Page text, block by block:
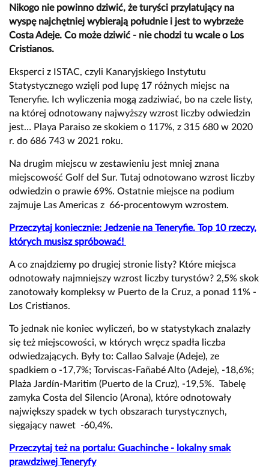
Nikogo nie powinno dziwić, że turyści przylatujący na
wyspę najchętniej wybierają południe i jest to wybrzeże
Costa Adeje. Co może dziwić - nie chodzi tu wcale o Los
Cristianos.
Eksperci z ISTAC, czyli Kanaryjskiego Instytutu
Statystycznego wzięli pod lupę 17 różnych miejsc na
Teneryfie. Ich wyliczenia mogą zadziwiać, bo na czele listy,
na której odnotowany najwyższy wzrost liczby odwiedzin
jest… Playa Paraiso ze skokiem o 117%, z 315 680 w 2020
r. do 686 743 w 2021 roku.
Na drugim miejscu w zestawieniu jest mniej znana
miejscowość Golf del Sur. Tutaj odnotowano wzrost liczby
odwiedzin o prawie 69%. Ostatnie miejsce na podium
zajmuje Las Americas z 66-procentowym wzrostem.
Przeczytaj koniecznie: Jedzenie na Teneryfie. Top 10 rzeczy,
których musisz spróbować!
A co znajdziemy po drugiej stronie listy? Które miejsca
odnotowały najmniejszy wzrost liczby turystów? 2,5% skok
zanotowały kompleksy w Puerto de la Cruz, a ponad 11% -
Los Cristianos.
To jednak nie koniec wyliczeń, bo w statystykach znalazły
się też miejscowości, w których wręcz spadła liczba
odwiedzających. Były to: Callao Salvaje (Adeje), ze
spadkiem o -17,7%; Torviscas-Fañabé Alto (Adeje), -18,6%;
Plaża Jardín-Maritim (Puerto de la Cruz), -19,5%. Tabelę
zamyka Costa del Silencio (Arona), które odnotowały
największy spadek w tych obszarach turystycznych,
sięgający nawet -60,4%.
Przeczytaj też na portalu: Guachinche - lokalny smak
prawdziwej Teneryfy